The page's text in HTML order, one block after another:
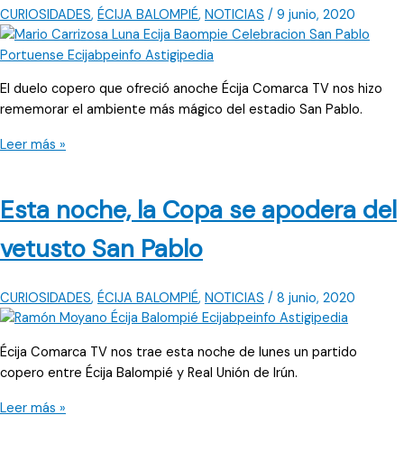
su
no
continuidad
CURIOSIDADES, ÉCIJA BALOMPIÉ, NOTICIAS / 9 junio, 2020
El duelo copero que ofreció anoche Écija Comarca TV nos hizo
rememorar el ambiente más mágico del estadio San Pablo.
Écija
0
Una
tantas
noches
en
San
Leer más »
Esta noche, la Copa se apodera del
vetusto San Pablo
CURIOSIDADES, ÉCIJA BALOMPIÉ, NOTICIAS / 8 junio, 2020
Écija Comarca TV nos trae esta noche de lunes un partido
copero entre Écija Balompié y Real Unión de Irún.
Esta
Leer más »